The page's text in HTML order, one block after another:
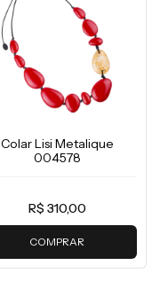
Colar Lisi Metalique
004578
R$ 310,00
COMPRAR